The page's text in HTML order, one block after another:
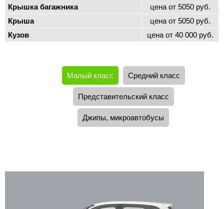
Крышка багажника
цена от 5050 руб.
Крыша
цена от 5050 руб.
Кузов
цена от 40 000 руб.
Малый класс Средний класс
Представительский класс
Джипы, микроавтобусы